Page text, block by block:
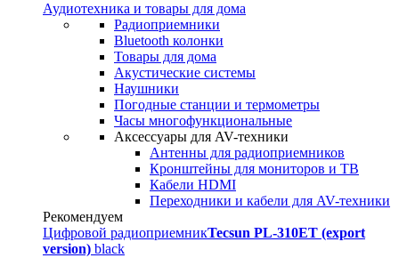
Аудиотехника и товары для дома
Радиоприемники
Bluetooth колонки
Товары для дома
Акустические системы
Наушники
Погодные станции и термометры
Часы многофункциональные
Аксессуары для AV-техники
Антенны для радиоприемников
Кронштейны для мониторов и ТВ
Кабели HDMI
Переходники и кабели для AV-техники
Рекомендуем
Цифровой радиоприемникTecsun PL-310ET (export
version) black